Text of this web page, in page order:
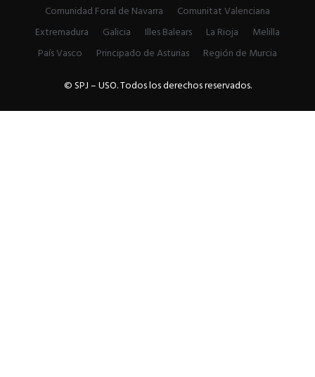
Comunidad Foral de Navarra
Comunitat Valenciana
Extremadura
Galicia Illes Balears La Rioja
Melilla
País Vasco
Principado de Asturias
Región de Murcia
© SPJ – USO. Todos los derechos reservados.